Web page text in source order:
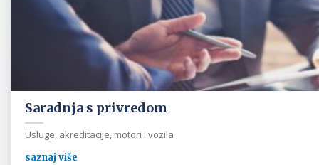
Saradnja s privredom
Usluge, akreditacije, motori i vozila
saznaj više